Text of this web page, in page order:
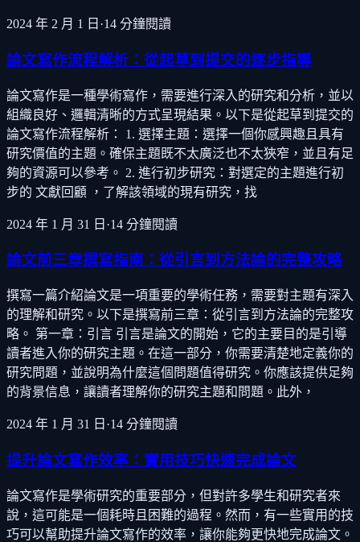
2024 年 2 月 1 日 ·14 分鐘閱讀
論文寫作流程解析：從起草到提交的逐步指導
論文寫作是一種學術寫作，需要進行深入的研究和分析，並以
組織良好、邏輯清晰的方式呈現結果。以下是從起草到提交的
論文寫作流程解析： 1. 選擇主題：選擇一個你感興趣且具有
研究價值的主題。確保主題既不太廣泛也不太狹窄，並且有足
夠的資源可以參考。 2. 進行初步研究：對選定的主題進行初
步的 文獻回顧 ，了解該領域的現有研究，找
2024 年 1 月 31 日 ·14 分鐘閱讀
論文前三章撰寫指南：從引言到方法論的完整攻略
撰寫一篇介紹論文是一項重要的學術任務，需要對主題有深入
的理解和研究。以下是撰寫前三章：從引言到方法論的完整攻
略。 第一章：引言 引言是論文的開始，它的主要目的是引導
讀者進入你的研究主題。在這一部分，你需要清楚地定義你的
研究問題，並說明為什麼這個問題值得研究。你應該提供足夠
的背景信息，讓讀者理解你的研究主題和問題。此外，
2024 年 1 月 31 日 ·14 分鐘閱讀
提升論文寫作效率：實用技巧快速完成論文
論文寫作是學術研究的重要部分，但對許多學生和研究者來
說，這可能是一個耗時且困難的過程。然而，有一些實用的技
巧可以幫助提升論文寫作的效率，讓你能夠更快地完成論文。